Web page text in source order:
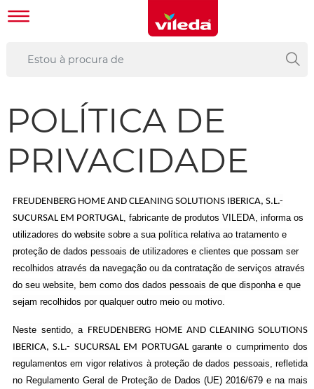
POLÍTICA DE
PRIVACIDADE
FREUDENBERG HOME AND CLEANING SOLUTIONS IBERICA, S.L.-
SUCURSAL EM PORTUGAL , fabricante de produtos VILEDA, informa os
utilizadores do website sobre a sua política relativa ao tratamento e
proteção de dados pessoais de utilizadores e clientes que possam ser
recolhidos através da navegação ou da contratação de serviços através
do seu website, bem como dos dados pessoais de que disponha e que
sejam recolhidos por qualquer outro meio ou motivo.
Neste sentido, a FREUDENBERG HOME AND CLEANING SOLUTIONS
IBERICA, S.L.- SUCURSAL EM PORTUGAL garante o cumprimento dos
regulamentos em vigor relativos à proteção de dados pessoais, refletida
no Regulamento Geral de Proteção de Dados (UE) 2016/679 e na mais